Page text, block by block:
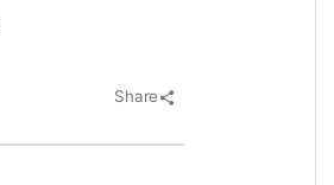
Share share